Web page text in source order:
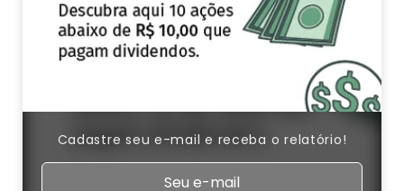
Cadastre seu e-mail e receba o relatório!